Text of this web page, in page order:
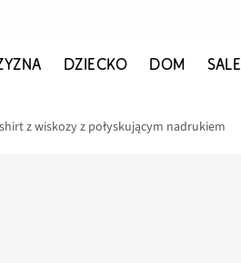
DZIECKO DOM SALE
z wiskozy z połyskującym nadrukiem